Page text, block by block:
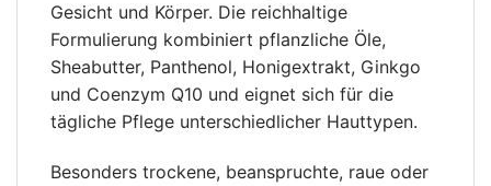
Gesicht und Körper. Die reichhaltige
Formulierung kombiniert pflanzliche Öle,
Sheabutter, Panthenol, Honigextrakt, Ginkgo
und Coenzym Q10 und eignet sich für die
tägliche Pflege unterschiedlicher Hauttypen.
Besonders trockene, beanspruchte, raue oder